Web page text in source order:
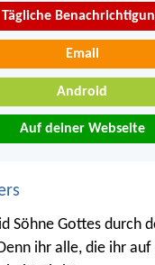
Tägliche
Email
Android
Auf deiner Webseite
Söhne Gottes durch
ihr alle, die ihr